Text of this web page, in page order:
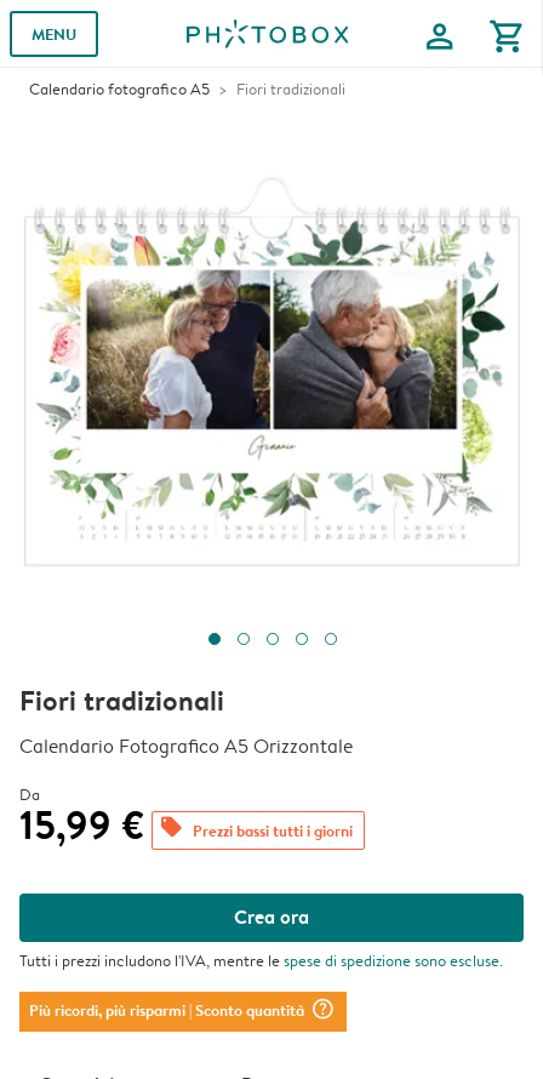
MENU profile shopping_cart
Calendario fotografico A5 Fiori tradizionali
Fiori tradizionali
Calendario Fotografico A5 Orizzontale
Da
15,99 € offers Prezzi bassi tutti i giorni
Crea ora
Tutti i prezzi includono l'IVA, mentre lespese di spedizionesono escluse.
Più ricordi, più risparmi| Sconto quantità question_mark_circle